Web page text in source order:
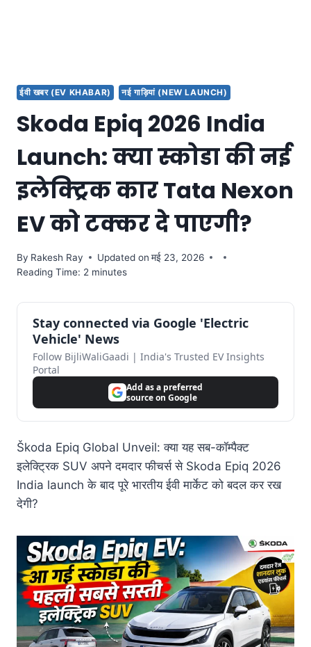
ईवी खबर (EV KHABAR) नई गाड़ियां (NEW LAUNCH)
Skoda Epiq 2026 India
Launch: क्या स्कोडा की नई
इलेक्ट्रिक कार Tata Nexon
EV को टक्कर दे पाएगी?
By Rakesh Ray Updated on मई 23, 2026
Reading Time: 2 minutes
Stay connected via Google 'Electric
Vehicle' News
Follow BijliWaliGaadi | India's Trusted EV Insights
Portal
Add as a preferred
source on Google
Škoda Epiq Global Unveil: क्या यह सब-कॉम्पैक्ट
इलेक्ट्रिक SUV अपने दमदार फीचर्स से Skoda Epiq 2026
India launch के बाद पूरे भारतीय ईवी मार्केट को बदल कर रख
देगी?